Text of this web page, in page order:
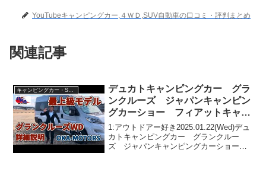
YouTubeキャンピングカー,４ＷＤ,SUV自動車の口コミ・評判まとめ
関連記事
キャンピングカー・SUV人気車種
デュカトキャンピングカー グラ
ンクルーズ ジャパンキャンピン
グカーショー フィアットキャン
ピングカー
1:アウトドアー好き2025.01.22(Wed)デュ
カトキャンピングカー グランクルー
ズ ジャパンキャンピングカーショー